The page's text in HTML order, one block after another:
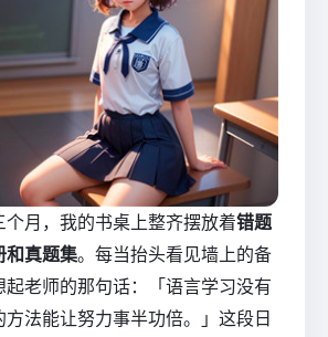
个月，我的书桌上整齐摆放着错题
和真题集。每当抬头看见墙上的备
老师的那句话：「语言学习没有
法能让努力事半功倍。」这段日